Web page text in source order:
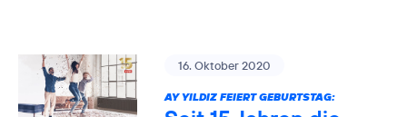
16. Oktober 2020
AY YILDIZ FEIERT GEBURTSTAG: